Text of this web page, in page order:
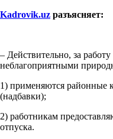
Kadrovik.uz разъясняет:
– Действительно, за
неблагоприятными
1) применяются районные
(надбавки);
2) работникам
отпуска.